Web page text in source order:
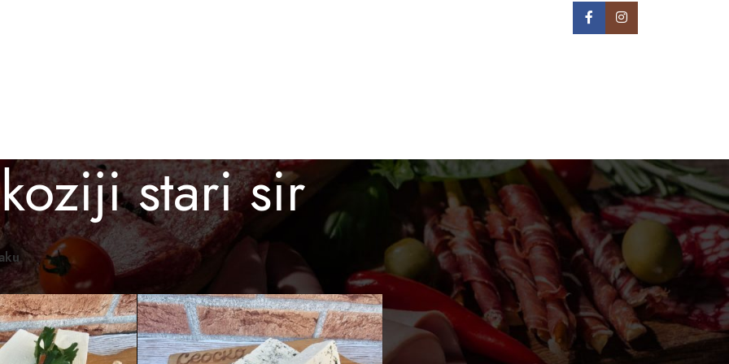
koziji stari sir
proizvodi/ Proizvod označen „koziji stari sir“
Prikaži 24 36